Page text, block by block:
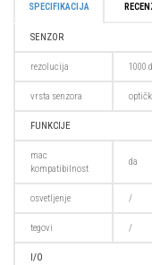
SPECIFIKACIJA
SENZOR
rezolucija 1000
vrsta senzora
FUNKCIJE
mac
kompatibilnost
da
osvetljenje /
tegovi /
I/O